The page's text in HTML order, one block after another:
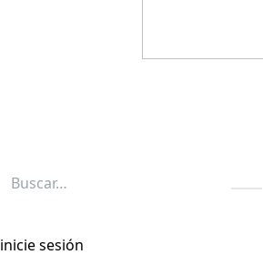
inicie sesión